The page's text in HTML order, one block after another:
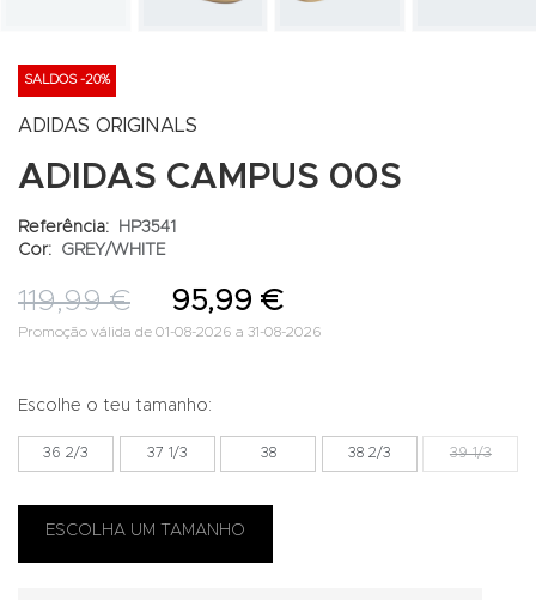
SALDOS -20%
ADIDAS ORIGINALS
ADIDAS CAMPUS 00S
Referência:
HP3541
Cor:
GREY/WHITE
119,99 € 95,99 €
Promoção válida de 01-08-2026 a 31-08-2026
Escolhe o teu tamanho:
36 2/3 37 1/3 38 38 2/3 39 1/3